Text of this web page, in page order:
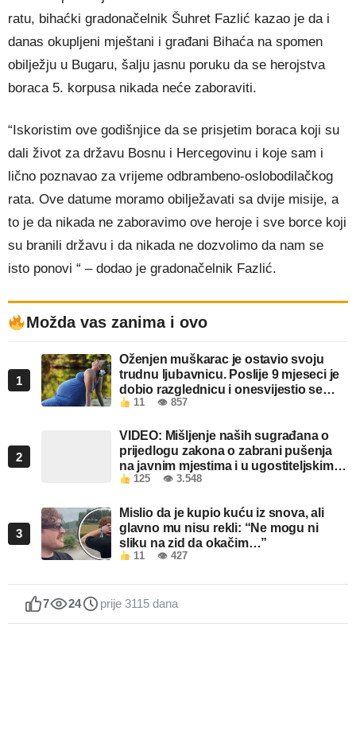
ratu, bihaćki gradonačelnik Šuhret Fazlić kazao je da i
danas okupljeni mještani i građani Bihaća na spomen
obilježju u Bugaru, šalju jasnu poruku da se herojstva
boraca 5. korpusa nikada neće zaboraviti.
“Iskoristim ove godišnjice da se prisjetim boraca koji su
dali život za državu Bosnu i Hercegovinu i koje sam i
lično poznavao za vrijeme odbrambeno-oslobodilačkog
rata. Ove datume moramo obilježavati sa dvije misije, a
to je da nikada ne zaboravimo ove heroje i sve borce koji
su branili državu i da nikada ne dozvolimo da nam se
isto ponovi “ – dodao je gradonačelnik Fazlić.
Možda vas zanima i ovo
1
Oženjen muškarac je ostavio svoju
trudnu ljubavnicu. Poslije 9 mjeseci je
dobio razglednicu i onesvijestio se
kada je pročitao šta piše!
11 👁 857
2
VIDEO: Mišljenje naših sugrađana o
prijedlogu zakona o zabrani pušenja
na javnim mjestima i u ugostiteljskim
objektima u FBiH
125 👁 3.548
3
Mislio da je kupio kuću iz snova, ali
glavno mu nisu rekli: “Ne mogu ni
sliku na zid da okačim…”
11 👁 427
7 24 prije 3115 dana